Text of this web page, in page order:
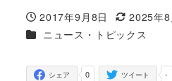
投稿日
2017年9月8日
更新日
2025年8
カテゴリー
ニュース・トピックス
0
シェア -
ツイート